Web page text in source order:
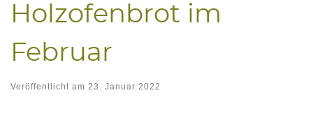
Holz­ofen­brot im
Februar
Veröffentlicht am 23. Januar 2022